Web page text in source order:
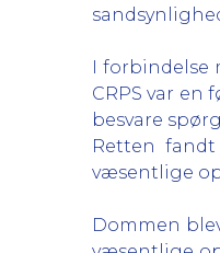
I forbindelse
CRPS var
besvare
Retten
væsentlige
Dommen